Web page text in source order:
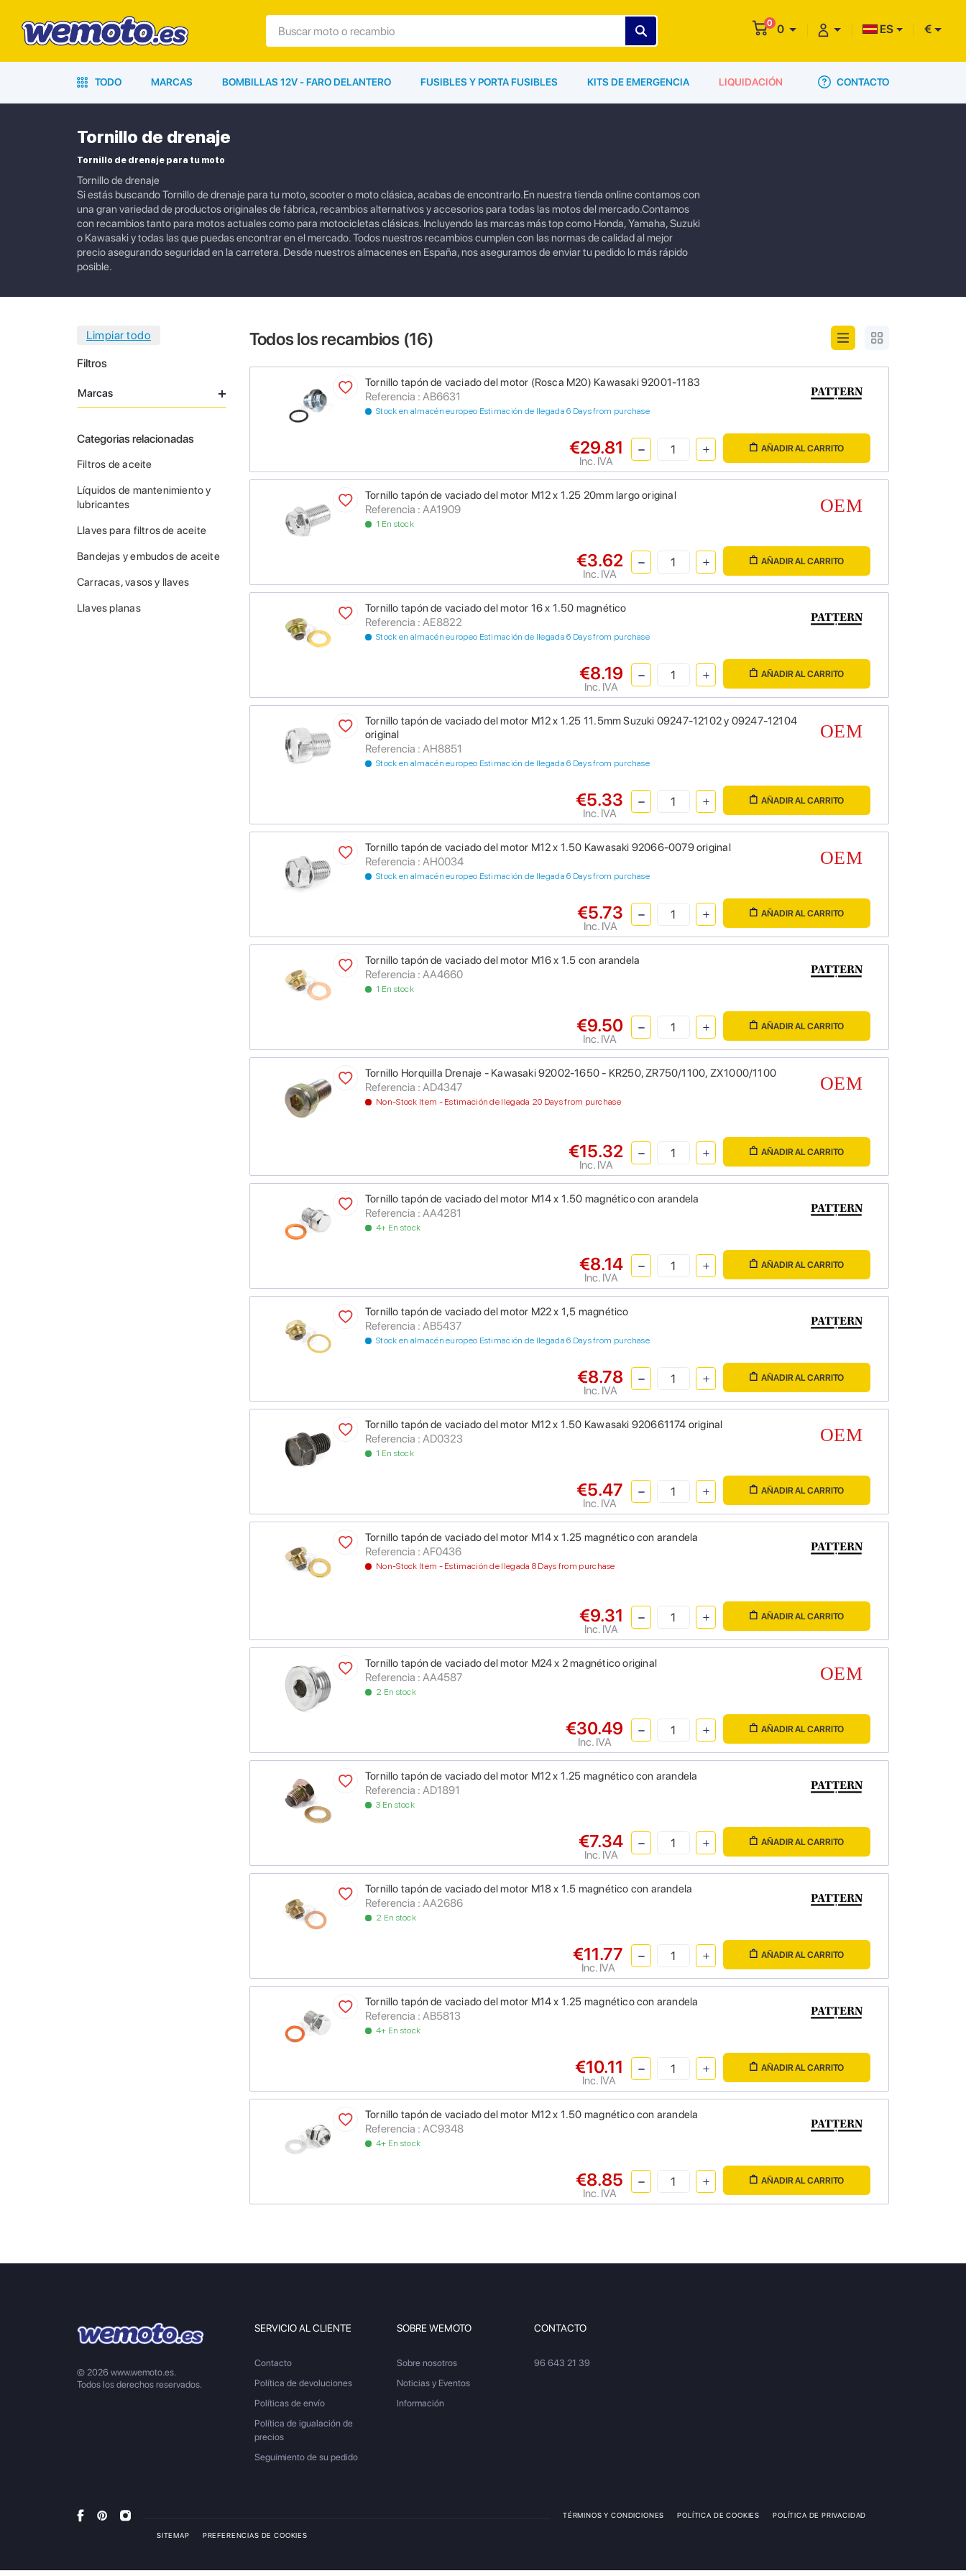
0 0 ES €
TODO MARCAS BOMBILLAS 12V - FARO DELANTERO FUSIBLES Y PORTA FUSIBLES KITS DE EMERGENCIA LIQUIDACIÓN CONTACTO
Tornillo de drenaje
Tornillo de drenaje para tu moto
Tornillo de drenaje
Si estás buscando Tornillo de drenaje para tu moto, scooter o moto clásica, acabas de encontrarlo.En nuestra tienda online contamos con
una gran variedad de productos originales de fábrica, recambios alternativos y accesorios para todas las motos del mercado.Contamos
con recambios tanto para motos actuales como para motocicletas clásicas. Incluyendo las marcas más top como Honda, Yamaha, Suzuki
o Kawasaki y todas las que puedas encontrar en el mercado. Todos nuestros recambios cumplen con las normas de calidad al mejor
precio asegurando seguridad en la carretera. Desde nuestros almacenes en España, nos aseguramos de enviar tu pedido lo más rápido
posible.
Filtros
Marcas
Categorias relacionadas
Filtros de aceite
Líquidos de mantenimiento y
lubricantes
Llaves para filtros de aceite
Bandejas y embudos de aceite
Carracas, vasos y llaves
Llaves planas
Todos los recambios (16)
Tornillo tapón de vaciado del motor (Rosca M20) Kawasaki 92001-1183
Referencia : AB6631
Stock en almacén europeo Estimación de llegada 6 Days from purchase
€29.81
Inc. IVA
AÑADIR AL CARRITO
Tornillo tapón de vaciado del motor M12 x 1.25 20mm largo original
Referencia : AA1909
1 En stock
€3.62
Inc. IVA
AÑADIR AL CARRITO
Tornillo tapón de vaciado del motor 16 x 1.50 magnético
Referencia : AE8822
Stock en almacén europeo Estimación de llegada 6 Days from purchase
€8.19
Inc. IVA
AÑADIR AL CARRITO
Tornillo tapón de vaciado del motor M12 x 1.25 11.5mm Suzuki 09247-12102 y 09247-12104
original
Referencia : AH8851
Stock en almacén europeo Estimación de llegada 6 Days from purchase
€5.33
Inc. IVA
AÑADIR AL CARRITO
Tornillo tapón de vaciado del motor M12 x 1.50 Kawasaki 92066-0079 original
Referencia : AH0034
Stock en almacén europeo Estimación de llegada 6 Days from purchase
€5.73
Inc. IVA
AÑADIR AL CARRITO
Tornillo tapón de vaciado del motor M16 x 1.5 con arandela
Referencia : AA4660
1 En stock
€9.50
Inc. IVA
AÑADIR AL CARRITO
Tornillo Horquilla Drenaje - Kawasaki 92002-1650 - KR250, ZR750/1100, ZX1000/1100
Referencia : AD4347
Non-Stock Item - Estimación de llegada 20 Days from purchase
€15.32
Inc. IVA
AÑADIR AL CARRITO
Tornillo tapón de vaciado del motor M14 x 1.50 magnético con arandela
Referencia : AA4281
4+ En stock
€8.14
Inc. IVA
AÑADIR AL CARRITO
Tornillo tapón de vaciado del motor M22 x 1,5 magnético
Referencia : AB5437
Stock en almacén europeo Estimación de llegada 6 Days from purchase
€8.78
Inc. IVA
AÑADIR AL CARRITO
Tornillo tapón de vaciado del motor M12 x 1.50 Kawasaki 920661174 original
Referencia : AD0323
1 En stock
€5.47
Inc. IVA
AÑADIR AL CARRITO
Tornillo tapón de vaciado del motor M14 x 1.25 magnético con arandela
Referencia : AF0436
Non-Stock Item - Estimación de llegada 8 Days from purchase
€9.31
Inc. IVA
AÑADIR AL CARRITO
Tornillo tapón de vaciado del motor M24 x 2 magnético original
Referencia : AA4587
2 En stock
€30.49
Inc. IVA
AÑADIR AL CARRITO
Tornillo tapón de vaciado del motor M12 x 1.25 magnético con arandela
Referencia : AD1891
3 En stock
€7.34
Inc. IVA
AÑADIR AL CARRITO
Tornillo tapón de vaciado del motor M18 x 1.5 magnético con arandela
Referencia : AA2686
2 En stock
€11.77
Inc. IVA
AÑADIR AL CARRITO
Tornillo tapón de vaciado del motor M14 x 1.25 magnético con arandela
Referencia : AB5813
4+ En stock
€10.11
Inc. IVA
AÑADIR AL CARRITO
Tornillo tapón de vaciado del motor M12 x 1.50 magnético con arandela
Referencia : AC9348
4+ En stock
€8.85
Inc. IVA
AÑADIR AL CARRITO
© 2026 www.wemoto.es.
Todos los derechos reservados.
SERVICIO AL CLIENTE
Contacto
Política de devoluciones
Políticas de envío
Política de igualación de
precios
Seguimiento de su pedido
SOBRE WEMOTO
Sobre nosotros
Noticias y Eventos
Información
CONTACTO
96 643 21 39
TÉRMINOS Y CONDICIONES POLÍTICA DE COOKIES POLÍTICA DE PRIVACIDAD
SITEMAP PREFERENCIAS DE COOKIES